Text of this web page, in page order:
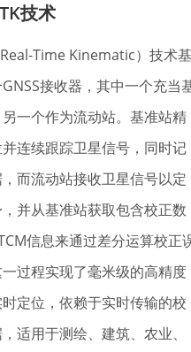
技术
Time Kinematic）技术基
接收器，其中一个充当
一个作为流动站。基准站精
连续跟踪卫星信号，同时记
而流动站接收卫星信号以定
并从基准站获取包含校正数
信息来通过差分运算校正
过程实现了毫米级的高精度
定位，依赖于实时传输的校
适用于测绘、建筑、农业、